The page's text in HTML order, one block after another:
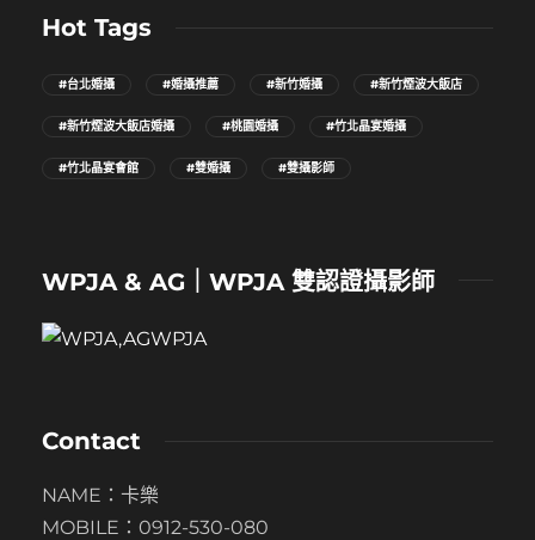
Hot Tags
#台北婚攝 #婚攝推薦 #新竹婚攝 #新竹煙波大飯店
#新竹煙波大飯店婚攝 #桃園婚攝 #竹北晶宴婚攝
#竹北晶宴會館 #雙婚攝 #雙攝影師
WPJA & AG｜WPJA 雙認證攝影師
Contact
NAME：卡樂
MOBILE：0912-530-080